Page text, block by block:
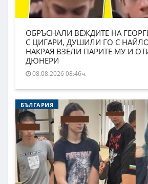
ОБРЪСНАЛИ ВЕЖДИТЕ НА
С ЦИГАРИ, ДУШИЛИ ГО С
НАКРАЯ ВЗЕЛИ ПАРИТЕ МУ И
ДЮНЕРИ
08.08.2026 08:46ч.
БЪЛГАРИЯ